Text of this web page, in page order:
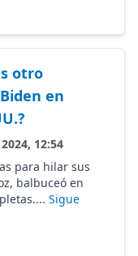
otro
en
12:54
para hilar sus
balbuceó en
Sigue